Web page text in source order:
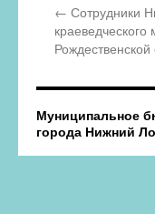
← Сотрудники
Рождественской
Муниципальное
города Нижний